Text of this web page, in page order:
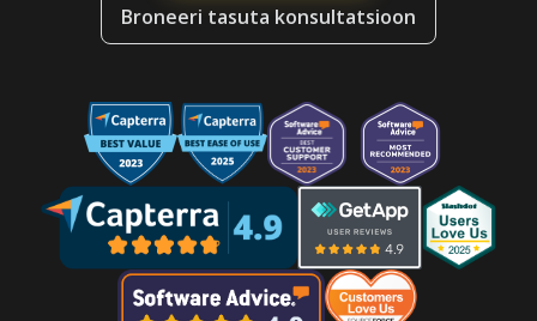
Broneeri tasuta konsultatsioon